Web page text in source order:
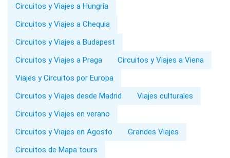
Circuitos y Viajes a Hungría
Circuitos y Viajes a Chequia
Circuitos y Viajes a Budapest
Circuitos y Viajes a Praga
Circuitos y Viajes a Viena
Viajes y Circuitos por Europa
Circuitos y Viajes desde Madrid
Viajes culturales
Circuitos y Viajes en verano
Circuitos y Viajes en Agosto
Grandes Viajes
Circuitos de Mapa tours